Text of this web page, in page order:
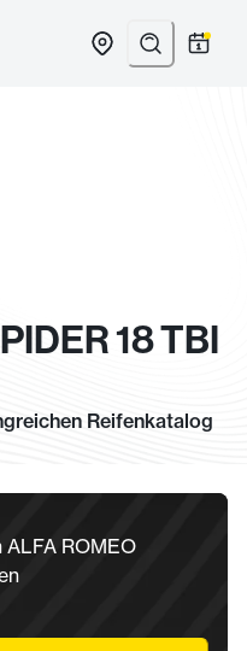
18 TBI
Reifenkatalog
ROMEO